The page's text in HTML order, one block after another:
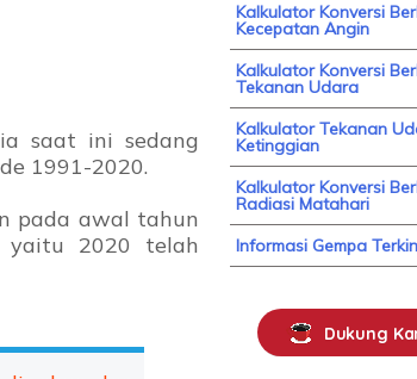
saat ini sedang
1991-2020.
pada awal tahun
yaitu 2020 telah
Kalkulator Konversi
Kecepatan Angin
Kalkulator Konversi
Tekanan Udara
Kalkulator Tekanan
Ketinggian
Kalkulator Konversi
Radiasi Matahari
Informasi Gempa
Dukung